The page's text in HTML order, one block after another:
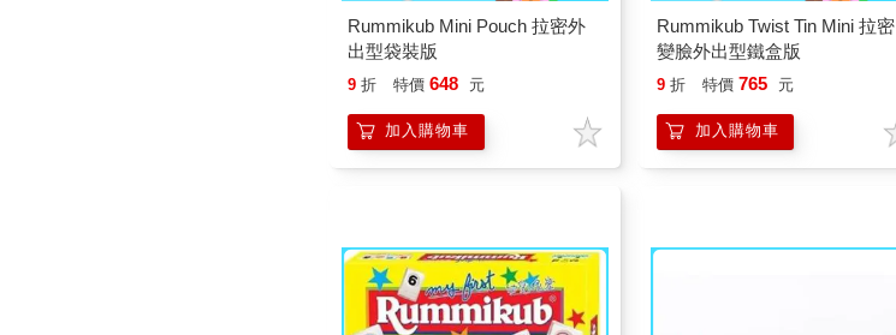
Rummikub Mini Pouch 拉密外
出型袋裝版
9 折 特價 648 元
加入購物車
Rummikub Twist Tin Mini 拉密
變臉外出型鐵盒版
9 折 特價 765 元
加入購物車